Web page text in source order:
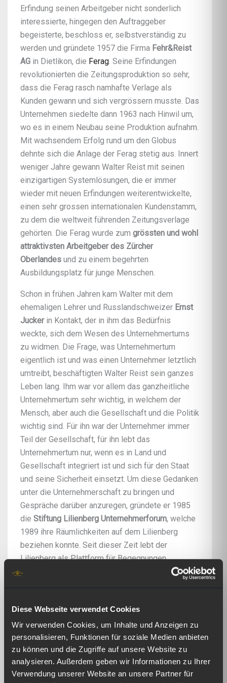
Diese Webseite verwendet Cookies
Wir verwenden Cookies, um Inhalte und Anzeigen zu
personalisieren, Funktionen für soziale Medien anbieten
zu können und die Zugriffe auf unsere Website zu
analysieren. Außerdem geben wir Informationen zu Ihrer
Verwendung unserer Website an unsere Partner für
Erfindung seinen Arbeitgeber nicht sonderlich
interessierte, hingegen den Auftraggeber
begeisterte, beschloss er, selbstverständig zu
werden und gründete 1957 die Firma Fehr&Reist
AG in Dietlikon, die Ferag. Seine Erfindungen
revolutionierten die Zeitungsproduktion so sehr,
dass die Ferag rasch namhafte Verlage als
Kunden gewann und sich vergrössern musste. Das
Unternehmen siedelte dann 1963 nach Hinwil um,
wo es in einem Neubau seine Produktion aufnahm.
Mit wachsendem Erfolg rund um den Globus
dehnte sich die Anlage der Ferag stetig aus. Innert
weniger Jahre gewann Walter Reist mit seinen
einzigartigen Systemlösungen, die er immer
wieder mit neuen Erfindungen weiterentwickelte,
einen sehr grossen internationalen Kundenstamm,
zu dem die weltweit führenden Zeitungsverlage
gehörten. Die Ferag wurde zum grössten und wohl
attraktivsten Arbeitgeber des Zürcher
Oberlandes und zu einem begehrten
Ausbildungsplatz für junge Menschen.
Schon in frühen Jahren kam Walter mit dem
ehemaligen Lehrer und Russlandschweizer Ernst
Juckerin Kontakt, der in ihm das Bedürfnis
weckte, sich dem Wesen des Unternehmertums
zu widmen. Die Frage, was Unternehmertum
eigentlich ist und was einen Unternehmer letztlich
umtreibt, beschäftigten Walter Reist sein ganzes
Leben lang. Ihm war vor allem das ganzheitliche
Unternehmertum sehr wichtig, in welchem der
Mensch, aber auch die Gesellschaft und die Politik
wichtig sind. Für ihn war der Unternehmer immer
Teil der Gesellschaft, für ihn lebt das
Unternehmertum nur, wenn es in Land und
Gesellschaft integriert ist und sich für den Staat
und seine Sicherheit einsetzt. Um diese Gedanken
unter die Unternehmerschaft zu bringen und
Gespräche darüber anzuregen, gründete er 1985
die Stiftung Lilienberg Unternehmerforum, welche
1989 ihre Räumlichkeiten auf dem Lilienberg
beziehen konnte. Seit dieser Zeit lebt der
Lilienberg als Plattform für Begegnungen
zwischen Wirtschaft, Politik, Gesellschaft und
die am Unternehmertum, aber auch an Staat und
Gesellschaft interessiert sind. Walter Reist
engagierte sich während vieler Jahre persönlich
an vielen Veranstaltungen des Lilienberg, der weit
über die Ostschweiz hinaus strahlt.